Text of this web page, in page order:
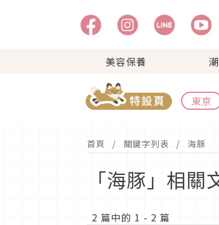
美容保養
東京
首頁 關鍵字列表 海豚
「海豚」相關
2 篇中的 1 - 2 篇